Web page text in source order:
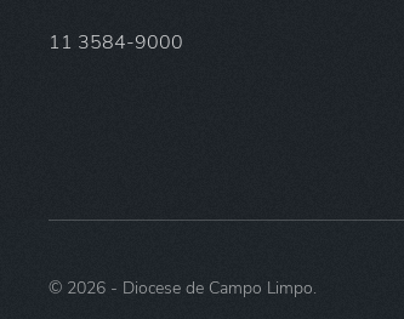
11 3584-9000
© 2026 - Diocese de Campo Limpo.